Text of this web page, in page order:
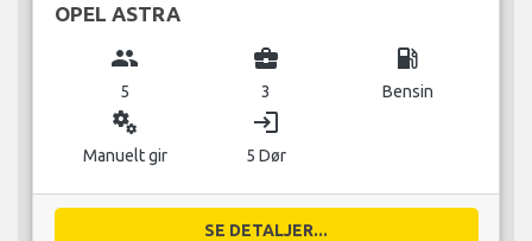
OPEL ASTRA
group
5
business_center
3
local_gas_station
Bensin
miscellaneous_services
Manuelt gir
login
5 Dør
SE DETALJER...